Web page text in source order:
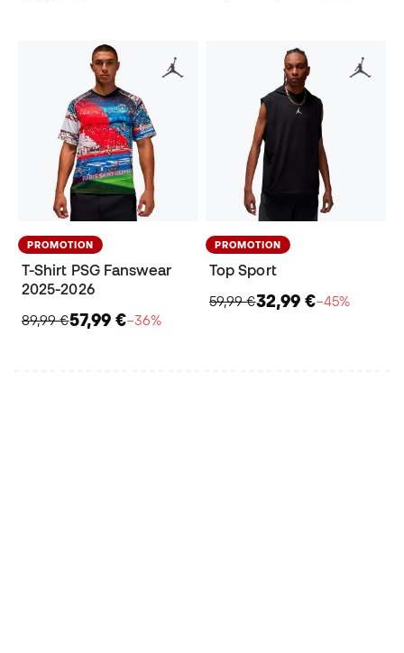
PROMOTION
T-Shirt PSG Fanswear
2025-2026
89,99 €57,99 €−36%
PROMOTION
Top Sport
59,99 €32,99 €−45%